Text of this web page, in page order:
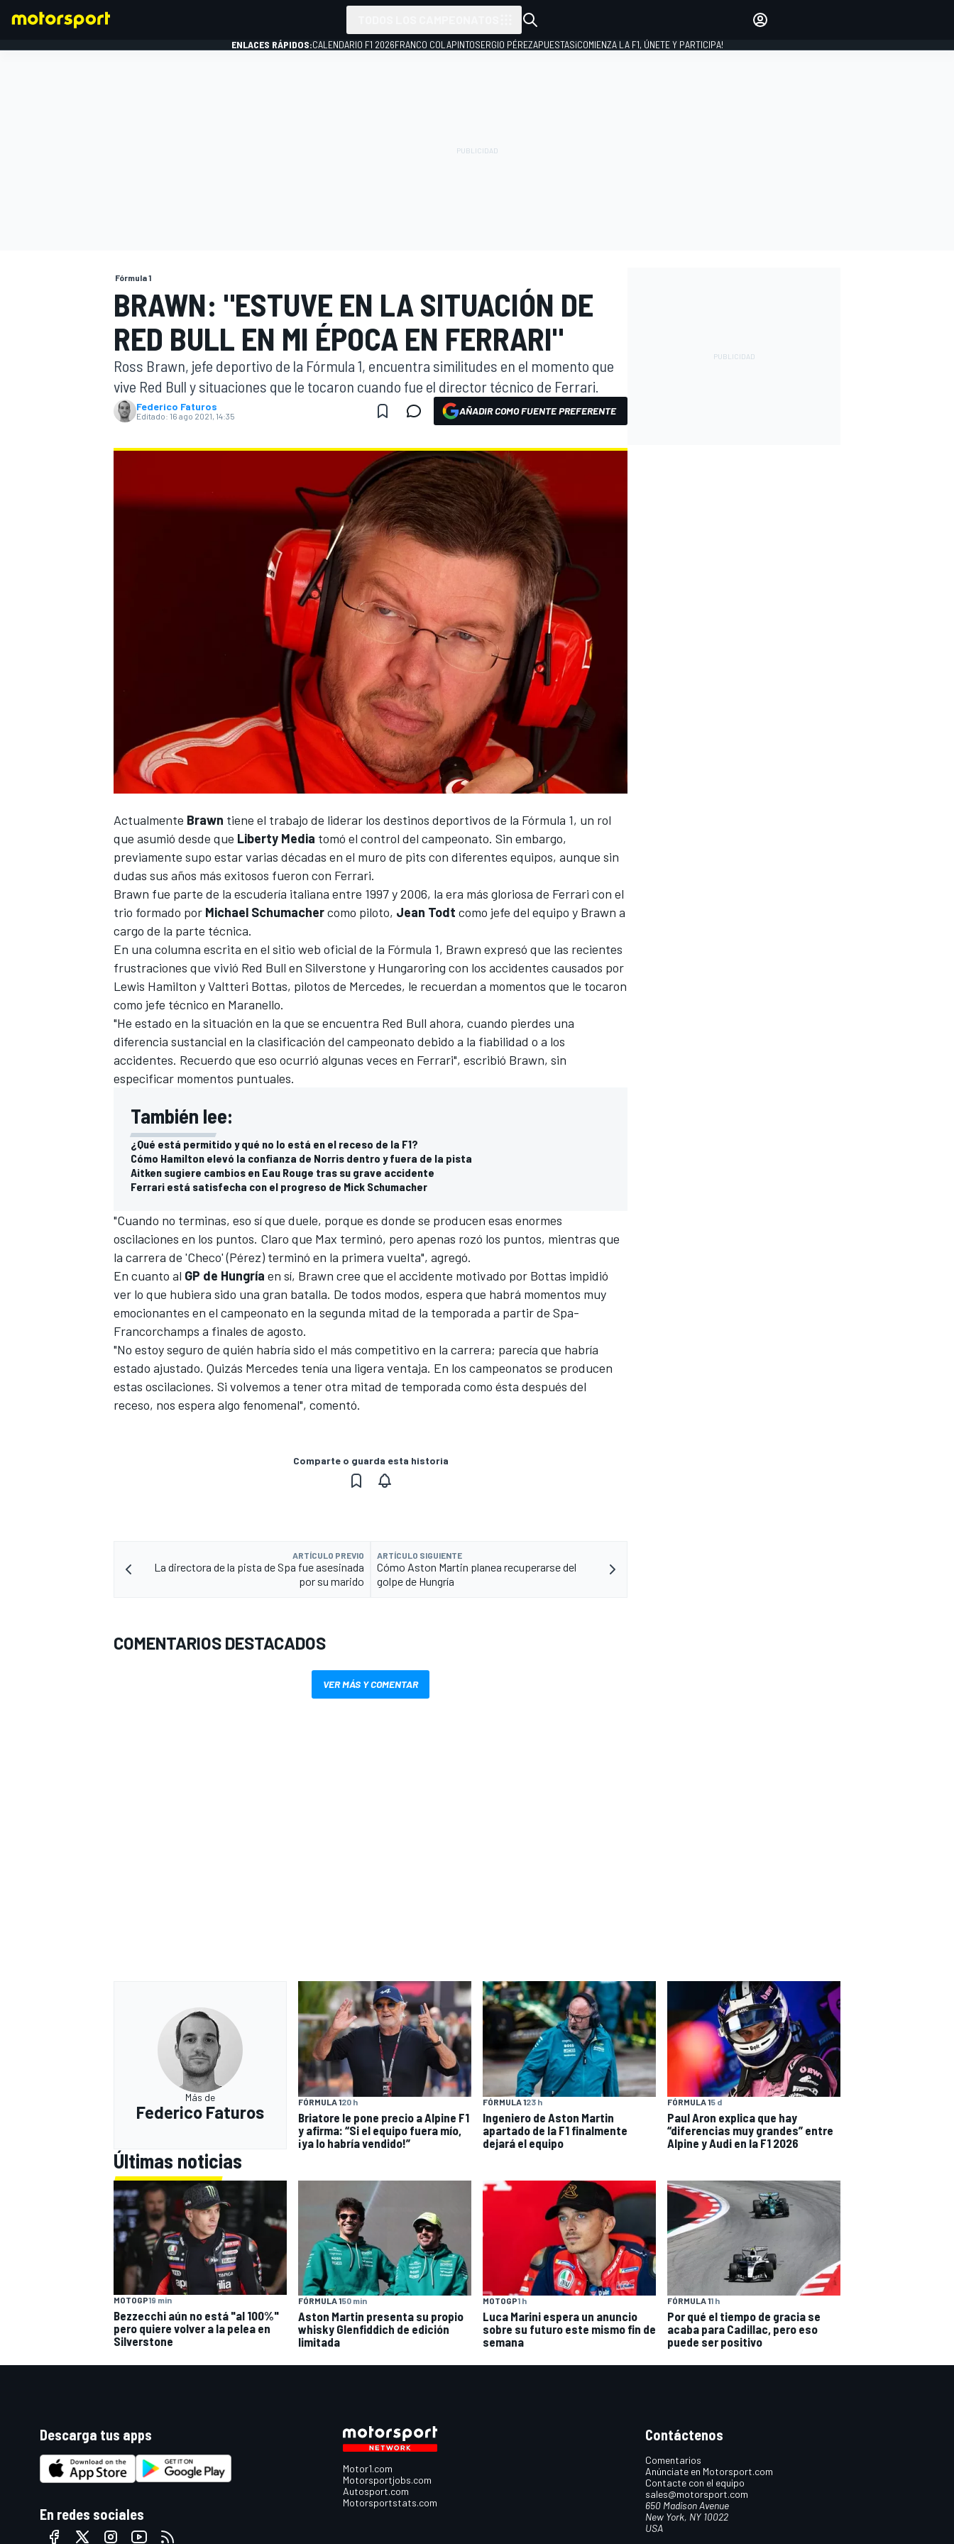
INDYCAR
NASCAR CUP
FÓRMULA E
WRC
INICIAR SESIÓN
ENLACES RÁPIDOS:CALENDARIO F1 2026FRANCO COLAPINTOSERGIO PÉREZAPUESTAS¡COMIENZA LA F1, ÚNETE Y PARTICIPA!
Fórmula 1
BRAWN: "ESTUVE EN LA SITUACIÓN DE
RED BULL EN MI ÉPOCA EN FERRARI"
Ross Brawn, jefe deportivo de la Fórmula 1, encuentra similitudes en el momento que
vive Red Bull y situaciones que le tocaron cuando fue el director técnico de Ferrari.
Federico Faturos
Editado: 16 ago 2021, 14:35 AÑADIR COMO FUENTE PREFERENTE
Actualmente Brawn tiene el trabajo de liderar los destinos deportivos de la Fórmula 1, un rol
que asumió desde que Liberty Media tomó el control del campeonato. Sin embargo,
previamente supo estar varias décadas en el muro de pits con diferentes equipos, aunque sin
dudas sus años más exitosos fueron con Ferrari.
Brawn fue parte de la escudería italiana entre 1997 y 2006, la era más gloriosa de Ferrari con el
trio formado por Michael Schumachercomo piloto, Jean Todt como jefe del equipo y Brawn a
cargo de la parte técnica.
En una columna escrita en el sitio web oficial de la Fórmula 1, Brawn expresó que las recientes
frustraciones que vivió Red Bull en Silverstone y Hungaroring con los accidentes causados por
Lewis Hamilton yValtteri Bottas, pilotos de Mercedes, le recuerdan a momentos que le tocaron
como jefe técnico en Maranello.
"He estado en la situación en la que se encuentra Red Bull ahora, cuando pierdes una
diferencia sustancial en la clasificación del campeonato debido a la fiabilidad o a los
accidentes. Recuerdo que eso ocurrió algunas veces en Ferrari", escribió Brawn, sin
especificar momentos puntuales.
También lee:
¿Qué está permitido y qué no lo está en el receso de la F1?
Cómo Hamilton elevó la confianza de Norris dentro y fuera de la pista
Aitken sugiere cambios en Eau Rouge tras su grave accidente
Ferrari está satisfecha con el progreso de Mick Schumacher
"Cuando no terminas, eso sí que duele, porque es donde se producen esas enormes
oscilaciones en los puntos. Claro que Max terminó, pero apenas rozó los puntos, mientras que
la carrera de 'Checo' (Pérez) terminó en la primera vuelta", agregó.
En cuanto al GP de Hungría en sí, Brawn cree que el accidente motivado por Bottas impidió
ver lo que hubiera sido una gran batalla. De todos modos, espera que habrá momentos muy
emocionantes en el campeonato en la segunda mitad de la temporada a partir de Spa-
Francorchamps a finales de agosto.
"No estoy seguro de quién habría sido el más competitivo en la carrera; parecía que habría
estado ajustado. Quizás Mercedes tenía una ligera ventaja. En los campeonatos se producen
estas oscilaciones. Si volvemos a tener otra mitad de temporada como ésta después del
receso, nos espera algo fenomenal", comentó.
Comparte o guarda esta historia
ARTÍCULO PREVIO
La directora de la pista de Spa fue asesinada
por su marido
ARTÍCULO SIGUIENTE
Cómo Aston Martin planea recuperarse del
golpe de Hungría
COMENTARIOS DESTACADOS
VER MÁS Y COMENTAR
Más de
Federico Faturos
FÓRMULA 120 h
Briatore le pone precio a Alpine F1
y afirma: “Si el equipo fuera mío,
¡ya lo habría vendido!”
FÓRMULA 123 h
Ingeniero de Aston Martin
apartado de la F1 finalmente
dejará el equipo
FÓRMULA 15 d
Paul Aron explica que hay
“diferencias muy grandes” entre
Alpine y Audi en la F1 2026
Últimas noticias
MOTOGP19 min
Bezzecchi aún no está "al 100%"
pero quiere volver a la pelea en
Silverstone
FÓRMULA 150 min
Aston Martin presenta su propio
whisky Glenfiddich de edición
limitada
MOTOGP1 h
Luca Marini espera un anuncio
sobre su futuro este mismo fin de
semana
FÓRMULA 11 h
Por qué el tiempo de gracia se
acaba para Cadillac, pero eso
puede ser positivo
Descarga tus apps
En redes sociales
Motor1.com
Motorsportjobs.com
Autosport.com
Motorsportstats.com
Contáctenos
Comentarios
Anúnciate en Motorsport.com
Contacte con el equipo
sales@motorsport.com
650 Madison Avenue
New York, NY 10022
USA